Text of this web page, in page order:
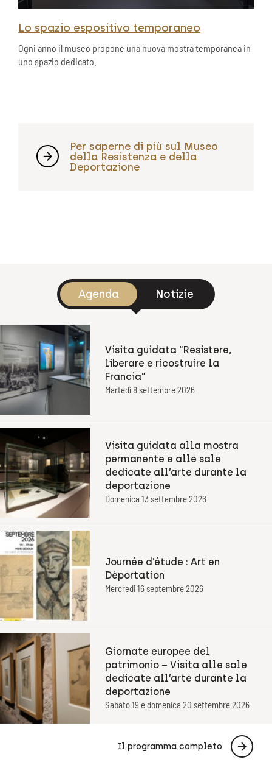
Lo spazio espositivo temporaneo
Ogni anno il museo propone una nuova mostra temporanea in
uno spazio dedicato.
Per saperne di più sul Museo
della Resistenza e della
Deportazione
Agenda Notizie
Visita guidata “Resistere,
liberare e ricostruire la
Francia”
Martedì 8 settembre 2026
Visita guidata alla mostra
permanente e alle sale
dedicate all’arte durante la
deportazione
Domenica 13 settembre 2026
Journée d’étude : Art en
Déportation
Mercredi 16 septembre 2026
Giornate europee del
patrimonio – Visita alle sale
dedicate all’arte durante la
deportazione
Sabato 19 e domenica 20 settembre 2026
Il programma completo